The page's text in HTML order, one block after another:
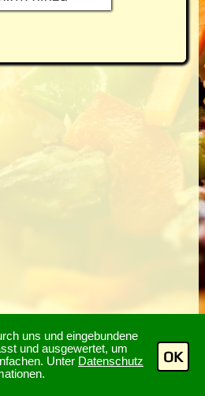
uns und eingebundene
und ausgewertet, um
Unter Datenschutz
OK